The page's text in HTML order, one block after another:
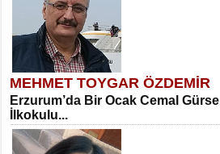
MEHMET TOYGAR ÖZDEMİR
Erzurum’da Bir Ocak Cemal Gürsel
İlkokulu...